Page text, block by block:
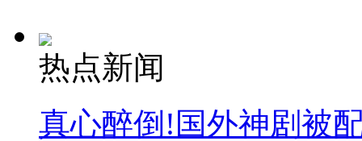
走！跟着总书记去植树
热点新闻
真心醉倒!国外神剧被